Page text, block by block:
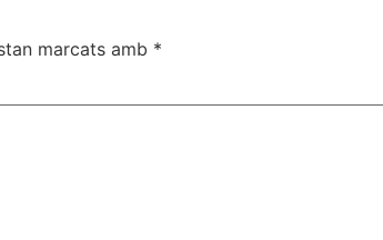
marcats amb *